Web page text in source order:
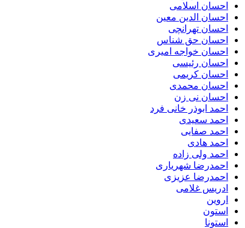
احسان اسلامی
احسان الدین معین
احسان تهرانچی
احسان حق شناس
احسان خواجه امیری
احسان رئیسی
احسان کریمی
احسان محمدی
احسان نی زن
احمد ابوذر خانی فرد
احمد سعیدی
احمد صفایی
احمد هادی
احمد ولی زاده
احمدرضا شهریاری
احمدرضا عزیزی
ادریس غلامی
اروین
استون
استونا